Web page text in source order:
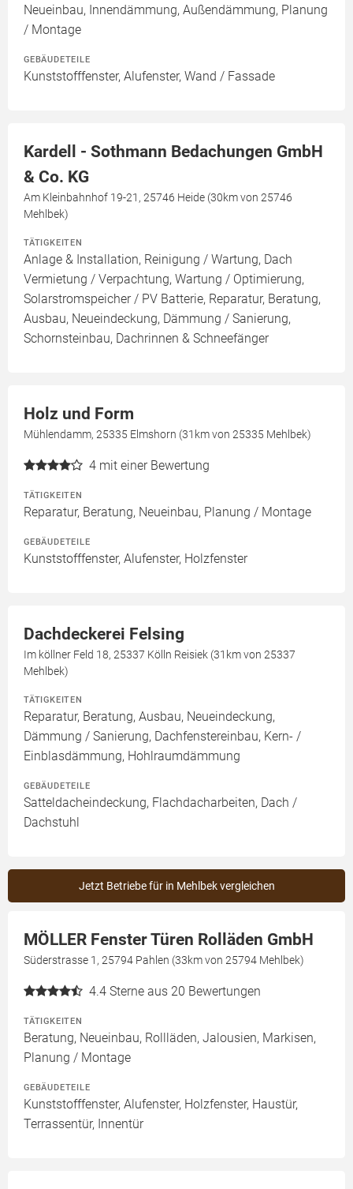
Neueinbau, Innendämmung, Außendämmung, Planung
/ Montage
GEBÄUDETEILE
Kunststofffenster, Alufenster, Wand / Fassade
Kardell - Sothmann Bedachungen GmbH
& Co. KG
Am Kleinbahnhof 19-21, 25746 Heide (30km von 25746
Mehlbek)
TÄTIGKEITEN
Anlage & Installation, Reinigung / Wartung, Dach
Vermietung / Verpachtung, Wartung / Optimierung,
Solarstromspeicher / PV Batterie, Reparatur, Beratung,
Ausbau, Neueindeckung, Dämmung / Sanierung,
Schornsteinbau, Dachrinnen & Schneefänger
Holz und Form
Mühlendamm, 25335 Elmshorn (31km von 25335 Mehlbek)
4 mit einer Bewertung
TÄTIGKEITEN
Reparatur, Beratung, Neueinbau, Planung / Montage
GEBÄUDETEILE
Kunststofffenster, Alufenster, Holzfenster
Dachdeckerei Felsing
Im köllner Feld 18, 25337 Kölln Reisiek (31km von 25337
Mehlbek)
TÄTIGKEITEN
Reparatur, Beratung, Ausbau, Neueindeckung,
Dämmung / Sanierung, Dachfenstereinbau, Kern- /
Einblasdämmung, Hohlraumdämmung
GEBÄUDETEILE
Satteldacheindeckung, Flachdacharbeiten, Dach /
Dachstuhl
Jetzt Betriebe für in Mehlbek vergleichen
MÖLLER Fenster Türen Rolläden GmbH
Süderstrasse 1, 25794 Pahlen (33km von 25794 Mehlbek)
4.4 Sterne aus 20 Bewertungen
TÄTIGKEITEN
Beratung, Neueinbau, Rollläden, Jalousien, Markisen,
Planung / Montage
GEBÄUDETEILE
Kunststofffenster, Alufenster, Holzfenster, Haustür,
Terrassentür, Innentür